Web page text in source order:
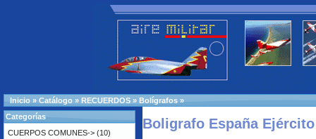
Inicio » Catálogo » RECUERDOS » Bolígrafos »
Boligrafo España
Categorías
CUERPOS COMUNES-> (10)